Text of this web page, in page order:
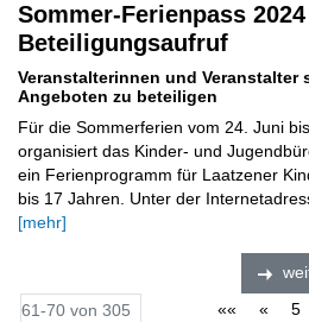
Sommer-Ferienpass 2024
Beteiligungsaufruf
Veranstalterinnen und
Angeboten zu beteiligen
Für die Sommerferien vom 24. Juni
organisiert das Kinder- und
ein Ferienprogramm für Laatzener
bis 17 Jahren. Unter der
[mehr]
61-70 von 305 «« « 5